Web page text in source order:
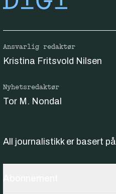
Ansvarlig redaktør
Kristina Fritsvold Nilsen
Nyhetsredaktør
Tor M. Nondal
All journalistikk er basert på